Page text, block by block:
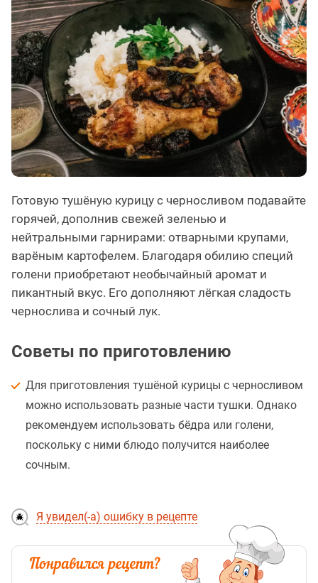
Готовую тушёную курицу с черносливом подавайте
горячей, дополнив свежей зеленью и
нейтральными гарнирами: отварными крупами,
варёным картофелем. Благодаря обилию специй
голени приобретают необычайный аромат и
пикантный вкус. Его дополняют лёгкая сладость
чернослива и сочный лук.
Советы по приготовлению
Для приготовления тушёной курицы с черносливом
можно использовать разные части тушки. Однако
рекомендуем использовать бёдра или голени,
поскольку с ними блюдо получится наиболее
сочным.
Я увидел(-а) ошибку в рецепте